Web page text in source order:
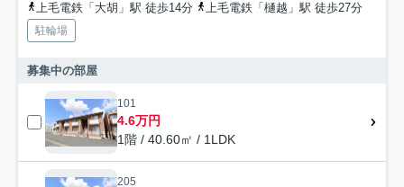
上毛電鉄「大胡」駅 徒歩14分
上毛電鉄「樋越」駅 徒歩27分
駐輪場
募集中の部屋
101
4.6万円
1階 / 40.60㎡ / 1LDK
205